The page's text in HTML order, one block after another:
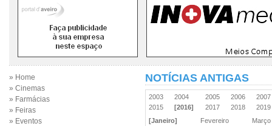
» Home
» Cinemas
» Farmácias
» Feiras
» Eventos
NOTÍCIAS ANTIGAS
2003 2004 2005 2006
2015
[2016] 2017 2018
[Janeiro]
Fevereiro